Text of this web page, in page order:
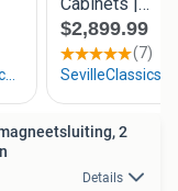
2
Details